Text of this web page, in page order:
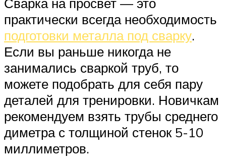
практически всегда необходимость
подготовки металла под сварку.
Если вы раньше никогда не
занимались сваркой труб, то
можете подобрать для себя пару
деталей для тренировки. Новичкам
рекомендуем взять трубы среднего
диметра с толщиной стенок 5-10
миллиметров.